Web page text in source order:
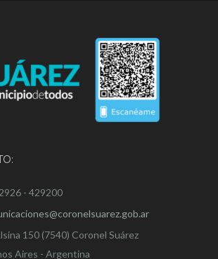
- 429200
150 (7540) Coronel Suárez
Aires - Argentina